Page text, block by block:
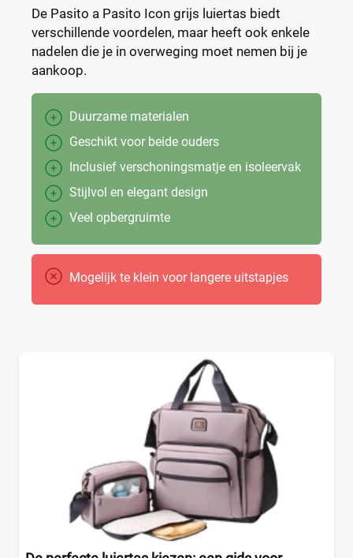
De Pasito a Pasito Icon grijs luiertas biedt
verschillende voordelen, maar heeft ook enkele
nadelen die je in overweging moet nemen bij je
aankoop.
Duurzame materialen
Geschikt voor beide ouders
Inclusief verschoningsmatje en isoleervak
Stijlvol en elegant design
Veel opbergruimte
Mogelijk te klein voor langere uitstapjes